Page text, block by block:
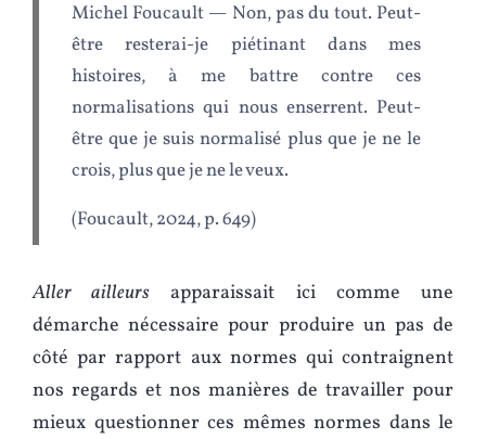
Michel Foucault — Non, pas du tout. Peut-
être resterai-je piétinant dans mes
histoires, à me battre contre ces
normalisations qui nous enserrent. Peut-
être que je suis normalisé plus que je ne le
crois, plus que je ne le veux.
(Foucault, 2024, p. 649)
Aller ailleurs apparaissait ici comme une
démarche nécessaire pour produire un pas de
côté par rapport aux normes qui contraignent
nos regards et nos manières de travailler pour
mieux questionner ces mêmes normes dans le